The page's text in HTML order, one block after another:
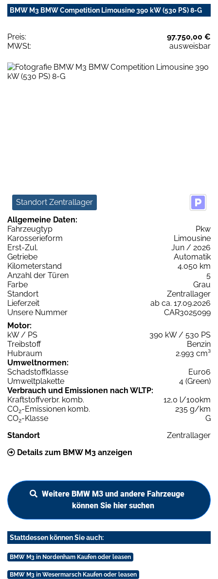
BMW M3 BMW Competition Limousine 390 kW (530 PS) 8-G
Preis:
97.750,00 €
MWSt:
ausweisbar
Standort Zentrallager
Allgemeine Daten:
Fahrzeugtyp
Pkw
Karosserieform
Limousine
Erst-Zul.
Jun / 2026
Getriebe
Automatik
Kilometerstand
4.050 km
Anzahl der Türen
5
Farbe
Grau
Standort
Zentrallager
Lieferzeit
ab ca. 17.09.2026
Unsere Nummer
CAR3025099
Motor:
kW / PS
390 kW / 530 PS
Treibstoff
Benzin
Hubraum
2.993 cm³
Umweltnormen:
Schadstoffklasse
Euro6
Umweltplakette
4 (Green)
Verbrauch und Emissionen nach WLTP:
Kraftstoffverbr. komb.
12,0 l/100km
CO2-Emissionen komb.
235 g/km
CO2-Klasse
G
Standort
Zentrallager
Details zum BMW M3 anzeigen
Weitere BMW M3 und andere Fahrzeuge
können Sie hier suchen
Stattdessen können Sie auch:
BMW M3 in Nordenham Kaufen oder leasen
BMW M3 in Wesermarsch Kaufen oder leasen